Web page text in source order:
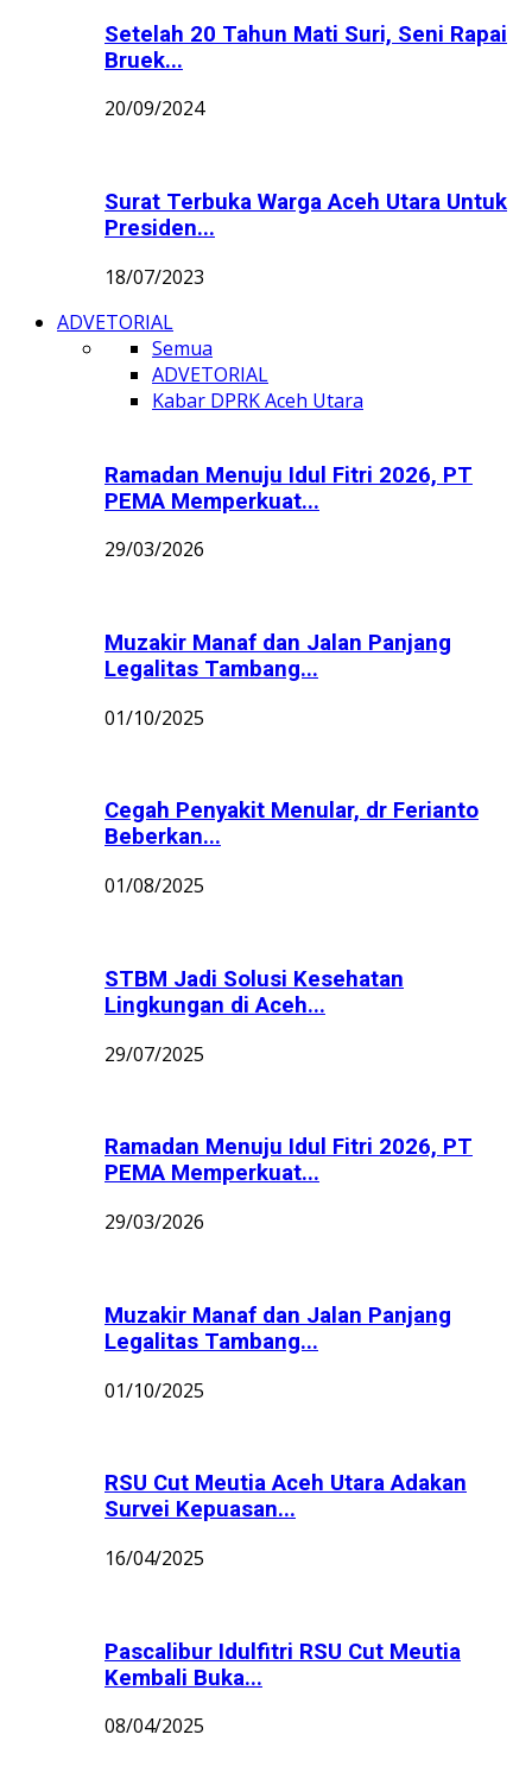
Setelah 20 Tahun Mati Suri, Seni Rapai
Bruek...
20/09/2024
Surat Terbuka Warga Aceh Utara Untuk
Presiden...
18/07/2023
ADVETORIAL
Semua
ADVETORIAL
Kabar DPRK Aceh Utara
Ramadan Menuju Idul Fitri 2026, PT
PEMA Memperkuat...
29/03/2026
Muzakir Manaf dan Jalan Panjang
Legalitas Tambang...
01/10/2025
Cegah Penyakit Menular, dr Ferianto
Beberkan...
01/08/2025
STBM Jadi Solusi Kesehatan
Lingkungan di Aceh...
29/07/2025
Ramadan Menuju Idul Fitri 2026, PT
PEMA Memperkuat...
29/03/2026
Muzakir Manaf dan Jalan Panjang
Legalitas Tambang...
01/10/2025
RSU Cut Meutia Aceh Utara Adakan
Survei Kepuasan...
16/04/2025
Pascalibur Idulfitri RSU Cut Meutia
Kembali Buka...
08/04/2025